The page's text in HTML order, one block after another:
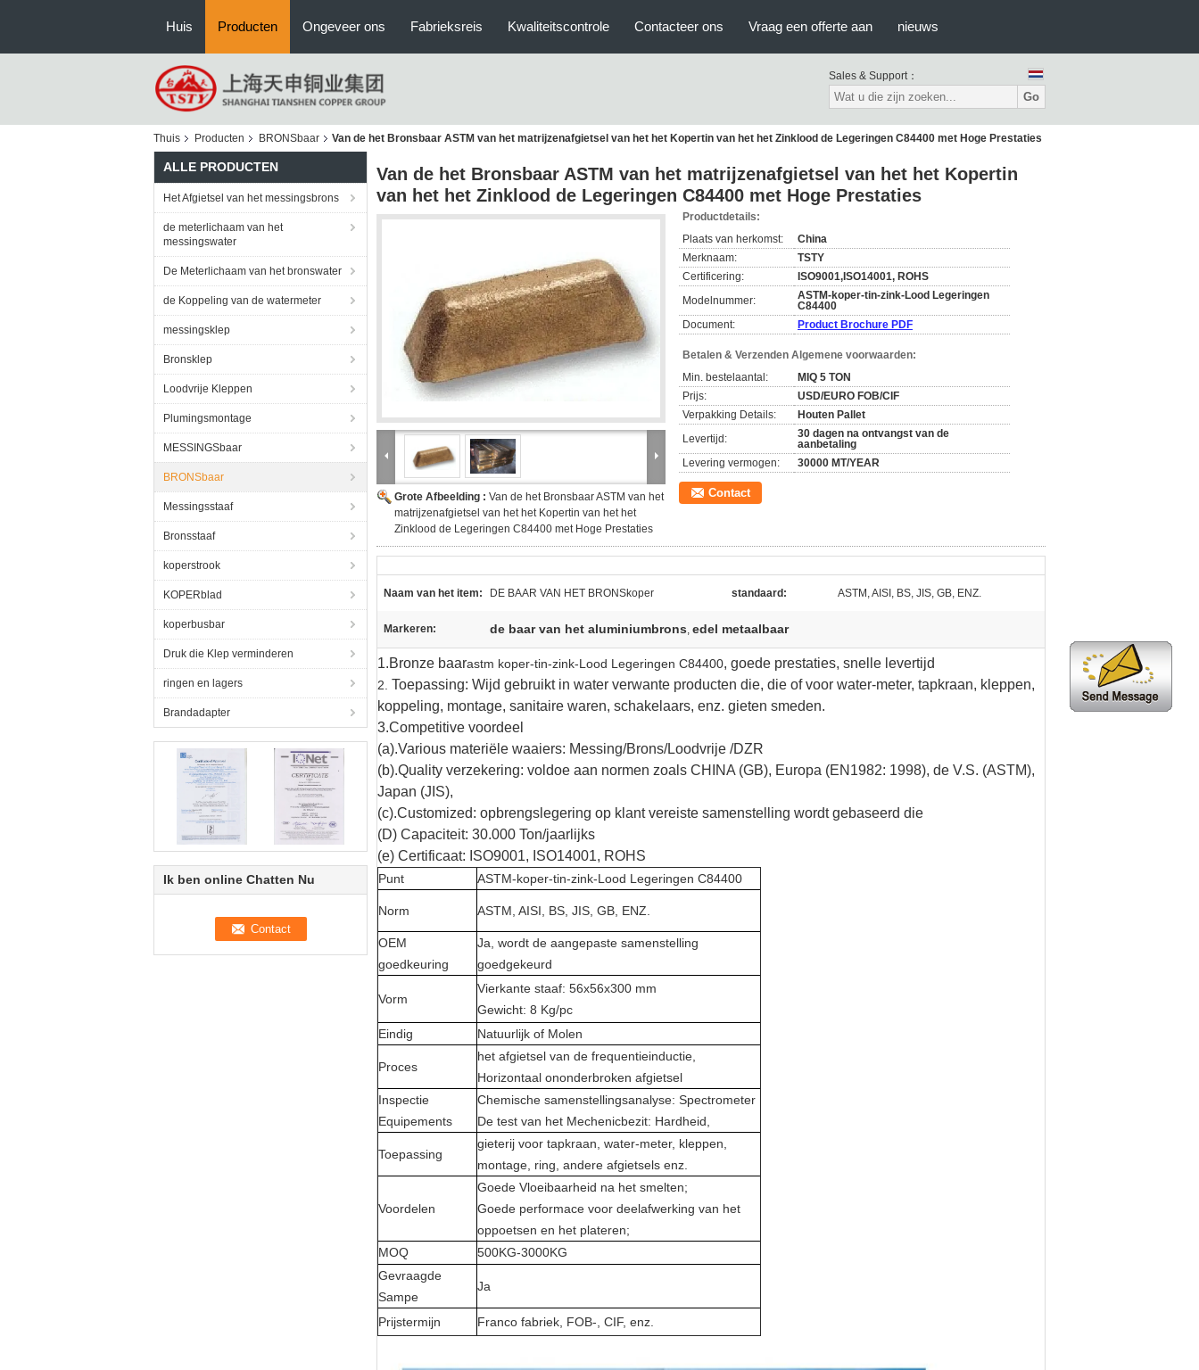
Huis Producten Ongeveer ons Fabrieksreis Kwaliteitscontrole Contacteer ons Vraag een offerte aan nieuws
Sales & Support：
Go
Thuis Producten BRONSbaar Van de het Bronsbaar ASTM van het matrijzenafgietsel van het het Kopertin van het het Zinklood de Legeringen C84400 met Hoge Prestaties
ALLE PRODUCTEN
Het Afgietsel van het messingsbrons
de meterlichaam van het
messingswater
De Meterlichaam van het bronswater
de Koppeling van de watermeter
messingsklep
Bronsklep
Loodvrije Kleppen
Plumingsmontage
MESSINGSbaar
BRONSbaar
Messingsstaaf
Bronsstaaf
koperstrook
KOPERblad
koperbusbar
Druk die Klep verminderen
ringen en lagers
Brandadapter
Ik ben online Chatten Nu
Van de het Bronsbaar ASTM van het matrijzenafgietsel van het het Kopertin
van het het Zinklood de Legeringen C84400 met Hoge Prestaties
Grote Afbeelding : Van de het Bronsbaar ASTM van het
matrijzenafgietsel van het het Kopertin van het het
Zinklood de Legeringen C84400 met Hoge Prestaties
Productdetails:
Plaats van herkomst:
China
Merknaam:
TSTY
Certificering:
ISO9001,ISO14001, ROHS
Modelnummer:
ASTM-koper-tin-zink-Lood Legeringen
C84400
Document:
Product Brochure PDF
Betalen & Verzenden Algemene voorwaarden:
Min. bestelaantal:
MIQ 5 TON
Prijs:
USD/EURO FOB/CIF
Verpakking Details:
Houten Pallet
Levertijd:
30 dagen na ontvangst van de
aanbetaling
Levering vermogen:
30000 MT/YEAR
Contact
Naam van het item: DE BAAR VAN HET BRONSkoper standaard: ASTM, AISI, BS, JIS, GB, ENZ.
Markeren: de baar van het aluminiumbrons, edel metaalbaar
1.Bronze baarastm koper-tin-zink-Lood Legeringen C84400, goede prestaties, snelle levertijd
2. Toepassing: Wijd gebruikt in water verwante producten die, die of voor water-meter, tapkraan, kleppen,
koppeling, montage, sanitaire waren, schakelaars, enz. gieten smeden.
3.Competitive voordeel
(a).Various materiële waaiers: Messing/Brons/Loodvrije /DZR
(b).Quality verzekering: voldoe aan normen zoals CHINA (GB), Europa (EN1982: 1998), de V.S. (ASTM),
Japan (JIS),
(c).Customized: opbrengslegering op klant vereiste samenstelling wordt gebaseerd die
(D) Capaciteit: 30.000 Ton/jaarlijks
(e) Certificaat: ISO9001, ISO14001, ROHS
Punt ASTM-koper-tin-zink-Lood Legeringen C84400
Norm ASTM, AISI, BS, JIS, GB, ENZ.
OEM
goedkeuring
Ja, wordt de aangepaste samenstelling
goedgekeurd
Vorm
Vierkante staaf: 56x56x300 mm
Gewicht: 8 Kg/pc
Eindig
Natuurlijk of Molen
Proces
het afgietsel van de frequentieinductie,
Horizontaal ononderbroken afgietsel
Inspectie
Equipements
Chemische samenstellingsanalyse: Spectrometer
De test van het Mechenicbezit: Hardheid,
Toepassing
gieterij voor tapkraan, water-meter, kleppen,
montage, ring, andere afgietsels enz.
Voordelen
Goede Vloeibaarheid na het smelten;
Goede performace voor deelafwerking van het
oppoetsen en het plateren;
MOQ
500KG-3000KG
Gevraagde
Sampe
Ja
Prijstermijn Franco fabriek, FOB-, CIF, enz.